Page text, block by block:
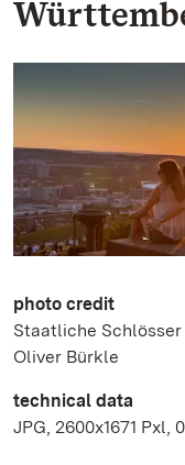
photo credit
Staatliche
Oliver Bürkle
technical data
JPG, 2600x1671 Pxl,